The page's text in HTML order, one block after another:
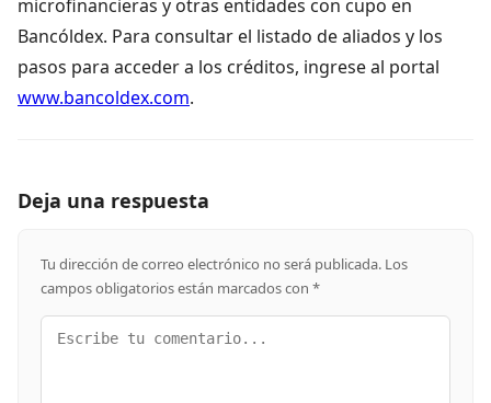
microfinancieras y otras entidades con cupo en
Bancóldex. Para consultar el listado de aliados y los
pasos para acceder a los créditos, ingrese al portal
www.bancoldex.com.
Deja una respuesta
Tu dirección de correo electrónico no será publicada. Los
campos obligatorios están marcados con *